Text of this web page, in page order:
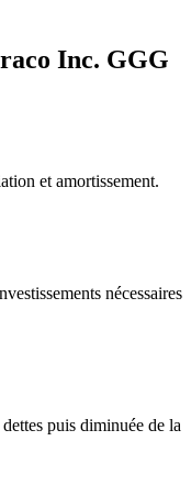
Inc. GGG
et amortissement.
nécessaires
puis diminuée de la